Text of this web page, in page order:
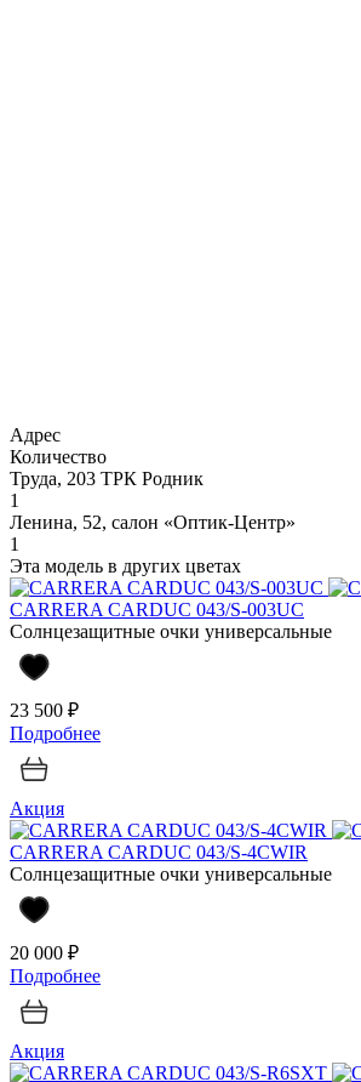
Адрес
Количество
Труда, 203 ТРК Родник
1
Ленина, 52, салон «Оптик-Центр»
1
Эта модель в других цветах
CARRERA CARDUC 043/S-003UC
Солнцезащитные очки универсальные
23 500 ₽
Подробнее
Акция
CARRERA CARDUC 043/S-4CWIR
Солнцезащитные очки универсальные
20 000 ₽
Подробнее
Акция